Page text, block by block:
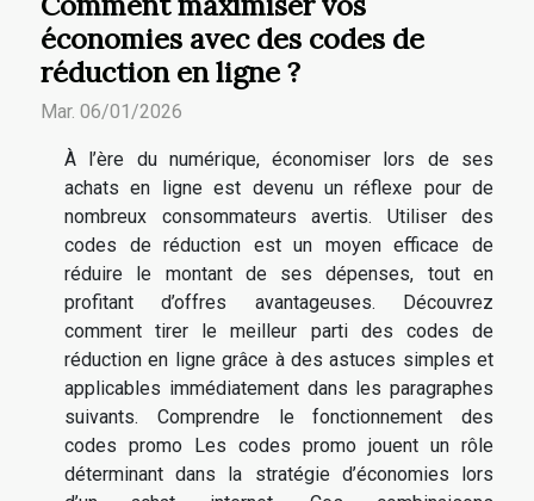
économies avec des codes de
réduction en ligne ?
Mar. 06/01/2026
À l’ère du numérique, économiser lors de ses
achats en ligne est devenu un réflexe pour de
nombreux consommateurs avertis. Utiliser des
codes de réduction est un moyen efficace de
réduire le montant de ses dépenses, tout en
profitant d’offres avantageuses. Découvrez
comment tirer le meilleur parti des codes de
réduction en ligne grâce à des astuces simples et
applicables immédiatement dans les paragraphes
suivants. Comprendre le fonctionnement des
codes promo Les codes promo jouent un rôle
déterminant dans la stratégie d’économies lors